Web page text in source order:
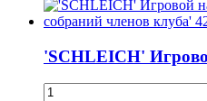
'SCHLEICH'